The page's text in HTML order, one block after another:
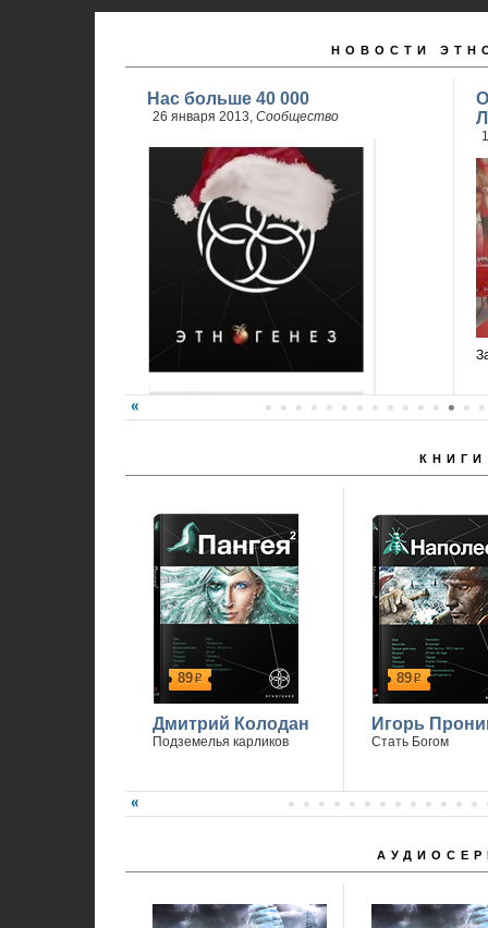
НОВОСТИ
Нас больше 40 000
26 января 2013, Сообщество
Спасибо, что вы с нами.
КНИГИ
89р
Дмитрий Колодан
Подземелья карликов
89р
Игорь
Стать Богом